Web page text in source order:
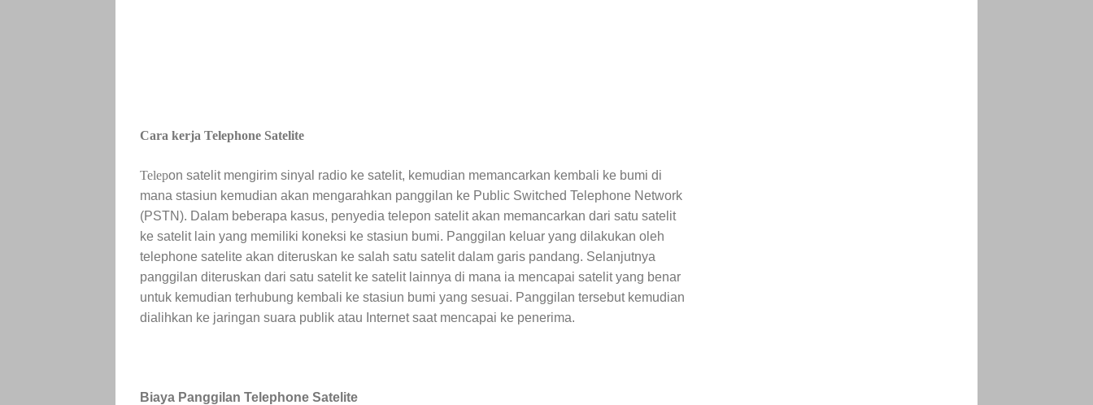
Cara kerja Telephone Satelite
Telepon satelit mengirim sinyal radio ke satelit, kemudian memancarkan kembali ke bumi di
mana stasiun kemudian akan mengarahkan panggilan ke Public Switched Telephone Network
(PSTN). Dalam beberapa kasus, penyedia telepon satelit akan memancarkan dari satu satelit
ke satelit lain yang memiliki koneksi ke stasiun bumi. Panggilan keluar yang dilakukan oleh
telephone satelite akan diteruskan ke salah satu satelit dalam garis pandang. Selanjutnya
panggilan diteruskan dari satu satelit ke satelit lainnya di mana ia mencapai satelit yang benar
untuk kemudian terhubung kembali ke stasiun bumi yang sesuai. Panggilan tersebut kemudian
dialihkan ke jaringan suara publik atau Internet saat mencapai ke penerima.
Biaya Panggilan Telephone Satelite